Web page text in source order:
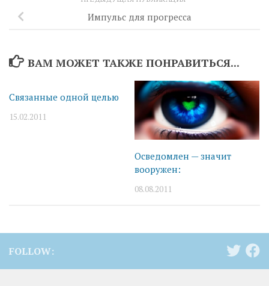
Импульс для прогресса
ВАМ МОЖЕТ ТАКЖЕ ПОНРАВИТЬСЯ...
Связанные одной целью
15.02.2011
Осведомлен — значит
вооружен:
08.08.2011
FOLLOW: